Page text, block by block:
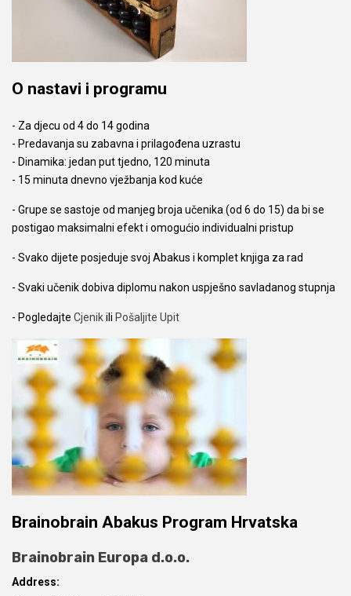
O nastavi i programu
- Za djecu od 4 do 14 godina
- Predavanja su zabavna i prilagođena uzrastu
- Dinamika: jedan put tjedno, 120 minuta
- 15 minuta dnevno vježbanja kod kuće
- Grupe se sastoje od manjeg broja učenika (od 6 do 15) da bi se
postigao maksimalni efekt i omogućio individualni pristup
- Svako dijete posjeduje svoj Abakus i komplet knjiga za rad
- Svaki učenik dobiva diplomu nakon uspješno savladanog stupnja
- Pogledajte Cjenikili Pošaljite Upit
Brainobrain Abakus Program Hrvatska
Brainobrain Europa d.o.o.
Address: